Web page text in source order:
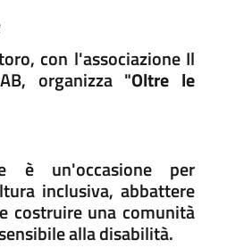
con l'associazione Il
organizza "Oltre le
è un'occasione per
inclusiva, abbattere
costruire una comunità
alla disabilità.